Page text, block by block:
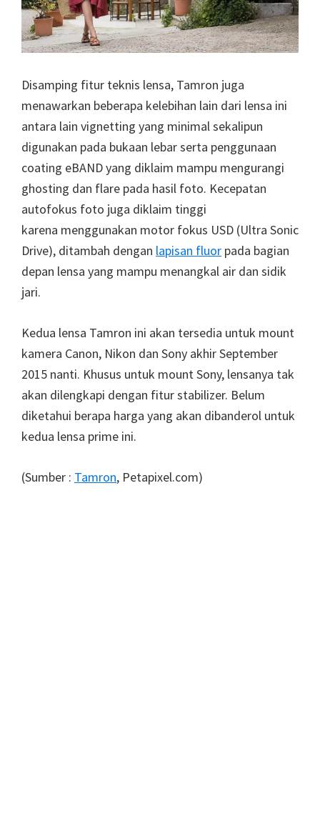
Disamping fitur teknis lensa, Tamron juga
menawarkan beberapa kelebihan lain dari lensa ini
antara lain vignetting yang minimal sekalipun
digunakan pada bukaan lebar serta penggunaan
coating eBAND yang diklaim mampu mengurangi
ghosting dan flare pada hasil foto. Kecepatan
autofokus foto juga diklaim tinggi
karena menggunakan motor fokus USD (Ultra Sonic
Drive), ditambah dengan lapisan fluor pada bagian
depan lensa yang mampu menangkal air dan sidik
jari.
Kedua lensa Tamron ini akan tersedia untuk mount
kamera Canon, Nikon dan Sony akhir September
2015 nanti. Khusus untuk mount Sony, lensanya tak
akan dilengkapi dengan fitur stabilizer. Belum
diketahui berapa harga yang akan dibanderol untuk
kedua lensa prime ini.
(Sumber : Tamron, Petapixel.com)